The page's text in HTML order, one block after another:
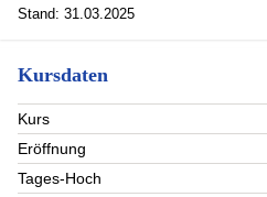
MasterCard
Stand: 31.03.2025
Kursdaten
Kurs
Eröffnung
Tages-Hoch